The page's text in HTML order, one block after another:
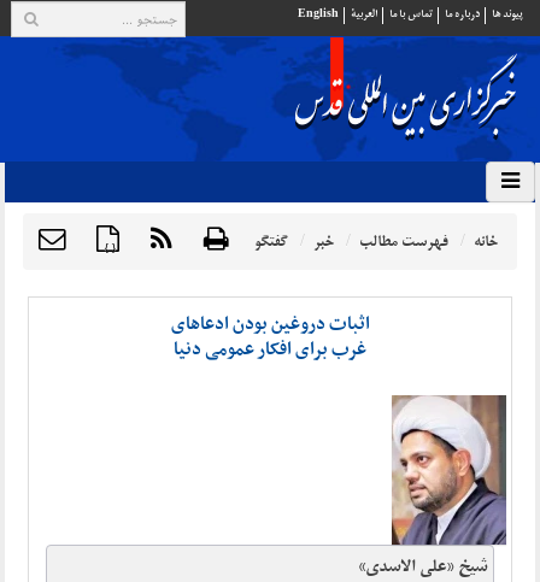
پيوند ها درباره ما تماس با ما العربية English
{ } خانه فهرست مطالب خبر گفتگو
اثبات دروغین بودن ادعاهای
غرب برای افکار عمومی دنیا
شیخ «علی الاسدی»